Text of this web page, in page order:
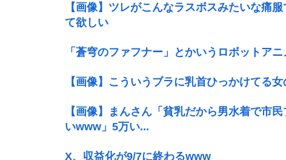
【画像】ツレがこんなラスボスみたいな痛
て欲しい
「蒼穹のファフナー」とかいうロボットアニ
【画像】こういうブラに乳首ひっかけてる
【画像】まんさん「貧乳だから男水着で市
いwww」5万い...
X、収益化が9/7に終わるwww